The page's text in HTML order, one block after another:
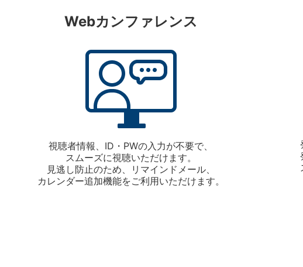
Webカンファレンス
視聴者情報、ID・PWの入力が不要で、
スムーズに視聴いただけます。
見逃し防止のため、リマインドメール、
カレンダー追加機能をご利用いただけます。